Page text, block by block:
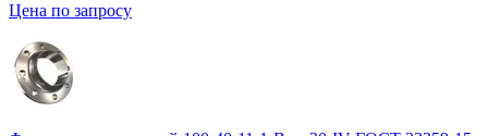
Цена по запросу